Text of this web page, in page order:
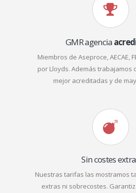
GMR agencia
Miembros de Aseproce, AECAE,
por Lloyds. Además trabajamos
mejor acreditadas y de
Sin costes
Nuestras tarifas las mostramos
extras ni sobrecostes.